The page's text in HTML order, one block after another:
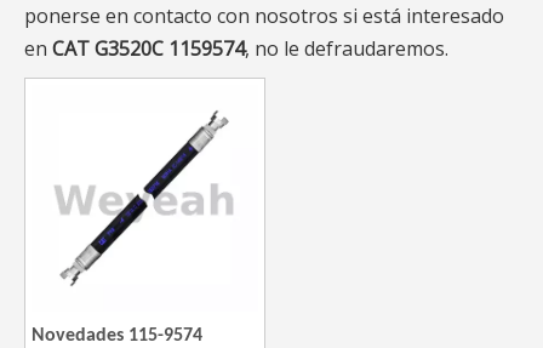
ponerse en contacto con nosotros si está interesado
en CAT G3520C 1159574, no le defraudaremos.
Novedades 115-9574